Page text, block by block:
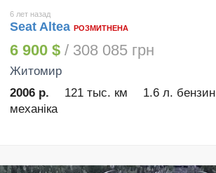
6 лет назад
Seat Altea РОЗМИТНЕНА
6 900 $ / 308 085 грн
Житомир
2006 р.
121 тыс. км 1.6 л. бензин
механіка